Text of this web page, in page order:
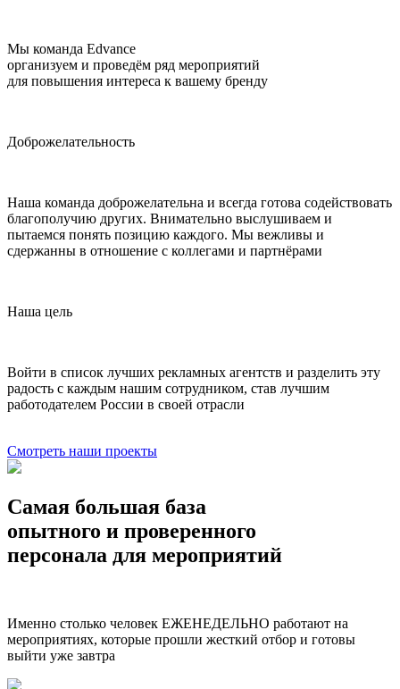
Мы команда Edvance
организуем и проведём ряд мероприятий
для повышения интереса к вашему бренду
Доброжелательность
Наша команда доброжелательна и всегда готова содействовать
благополучию других. Внимательно выслушиваем и
пытаемся понять позицию каждого. Мы вежливы и
сдержанны в отношение с коллегами и партнёрами
Наша цель
Войти в список лучших рекламных агентств и разделить эту
радость с каждым нашим сотрудником, став лучшим
работодателем России в своей отрасли
Смотреть наши проекты
Самая большая база
опытного и проверенного
персонала для мероприятий
Именно столько человек ЕЖЕНЕДЕЛЬНО работают на
мероприятиях, которые прошли жесткий отбор и готовы
выйти уже завтра